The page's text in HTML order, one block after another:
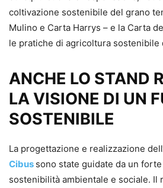
coltivazione sostenibile del grano
Mulino e Carta Harrys – e la Carta
le pratiche di agricoltura sostenibile
ANCHE LO STAND
LA VISIONE DI UN
SOSTENIBILE
La progettazione e realizzazione
Cibus sono state guidate da un
sostenibilità ambientale e sociale.